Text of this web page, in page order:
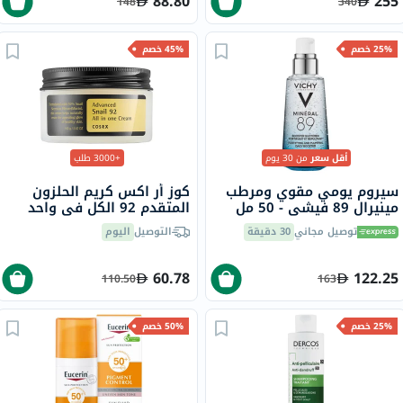
25% خصم
أقل سعرمن 30 يوم
سيروم يومي مقوي ومرطب
مينيرال 89 فيشي - 50 مل
توصيل مجاني30 دقيقة
122.25
163
45% خصم
+3000 طلب
كوز أر اكس كريم الحلزون
المتقدم 92 الكل في واحد
100 ملالتوصيل اليوم
60.78
110.50
25% خصم 50% خصم